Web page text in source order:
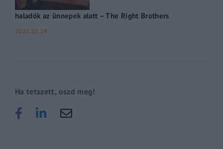
haladók az ünnepek alatt – The Right Brothers
2021.11.29.
Ha tetszett, oszd meg!